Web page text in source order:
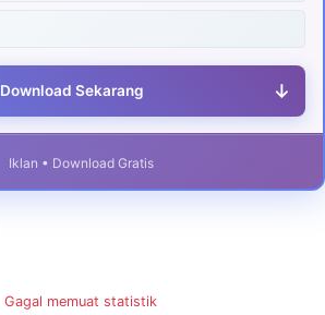
Download Sekarang ↓
Iklan • Download Gratis
Gagal memuat statistik